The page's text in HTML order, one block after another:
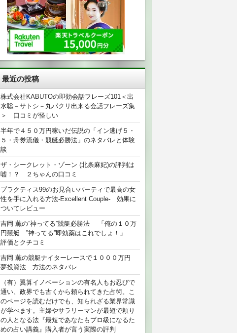
最近の投稿
株式会社KABUTOの即効会話フレーズ101＜出
水聡－サトシ－丸パクリ出来る会話フレーズ集
＞ 口コミが怪しい
半年で４５０万円稼いだ伝説の「イン逃げ５・
５・舟券流儀・競艇必勝法」のネタバレと体験
談
ザ・シークレット・ゾーン (北条麻妃)の評判は
嘘！？ ２ちゃんの口コミ
プラクティス99のお見合いパーティで最高の女
性を手に入れる方法-Excellent Couple- 効果に
ついてレビュー
吉岡 薫の”神ってる”競艇必勝法 「俺の１０万
円競艇 ”神ってる”即効薬はこれでしょ！」
評価とクチコミ
吉岡 薫の競艇ナイターレースで１０００万円
夢投資法 方法のネタバレ
（有）翼算イノベーションの有名人もお忍びで
通い、政界でも古くから頼られてきた占術。こ
のページを読むだけでも、知られざる業界常識
が学べます。主婦やサラリーマンが最短で頼り
の人となる法『最短であなたもプロ級になるた
めの占い講義』購入者が言う実際の評判